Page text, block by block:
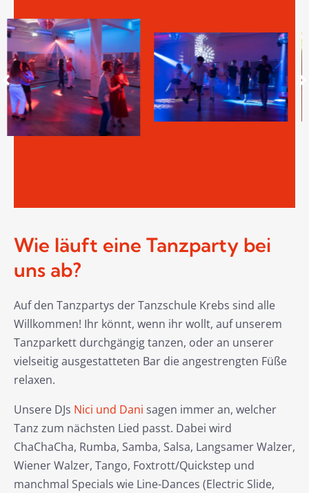
Electric Slide auf der
Fun and Dance Party
Fun and Dance Party
für Jugendliche
Wie läuft eine Tanzparty bei
uns ab?
Auf den Tanzpartys der Tanzschule Krebs sind alle
Willkommen! Ihr könnt, wenn ihr wollt, auf unserem
Tanzparkett durchgängig tanzen, oder an unserer
vielseitig ausgestatteten Bar die angestrengten Füße
relaxen.
Unsere DJs Nici und Dani sagen immer an, welcher
Tanz zum nächsten Lied passt. Dabei wird
ChaChaCha, Rumba, Samba, Salsa, Langsamer Walzer,
Wiener Walzer, Tango, Foxtrott/Quickstep und
manchmal Specials wie Line-Dances (Electric Slide,